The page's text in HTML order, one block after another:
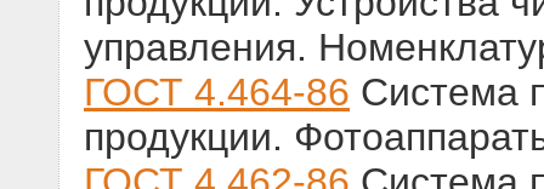
управления.
ГОСТ 4.464-86 Система
продукции.